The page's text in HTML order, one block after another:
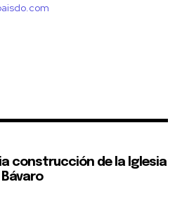
construcción de la Iglesia